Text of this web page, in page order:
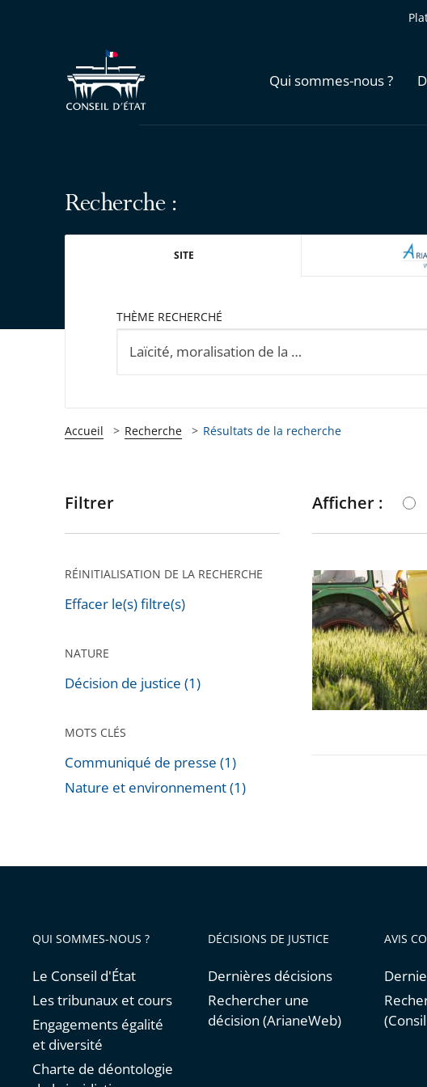
Qui sommes-nous ?
Recherche :
SITE
THÈME RECHERCHÉ
Accueil Recherche Résultats de la recherche
Passer
pour
après
Filtrer
RÉINITIALISATION DE LA RECHERCHE
Effacer le(s) filtre(s)
NATURE
Décision de justice (1)
MOTS CLÉS
Communiqué de presse (1)
Nature et environnement (1)
Afficher :
Réglementation
de
l'usage
des
pesticides
QUI SOMMES-NOUS ?
Le Conseil d'État
Les tribunaux et cours
Engagements égalité
et diversité
Charte de déontologie
DÉCISIONS DE JUSTICE
Dernières décisions
Rechercher une
décision (ArianeWeb)
AVIS